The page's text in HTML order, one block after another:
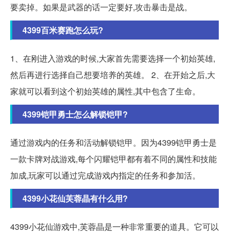
要卖掉。如果是武器的话一定要好,攻击暴击是战。
4399百米赛跑怎么玩?
1、在刚进入游戏的时候,大家首先需要选择一个初始英雄,
然后再进行选择自己想要培养的英雄。 2、在开始之后,大
家就可以看到这个初始英雄的属性,其中包含了生命。
4399铠甲勇士怎么解锁铠甲?
通过游戏内的任务和活动解锁铠甲。因为4399铠甲勇士是
一款卡牌对战游戏,每个闪耀铠甲都有着不同的属性和技能
加成,玩家可以通过完成游戏内指定的任务和参加活。
4399小花仙芙蓉晶有什么用?
4399小花仙游戏中,芙蓉晶是一种非常重要的道具。它可以